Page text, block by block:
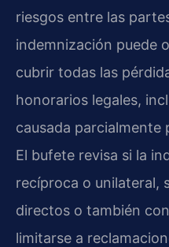
riesgos entre las
indemnización puede
cubrir todas las
honorarios legales,
causada parcialmente
El bufete revisa si la
recíproca o unilateral,
directos o también
limitarse a